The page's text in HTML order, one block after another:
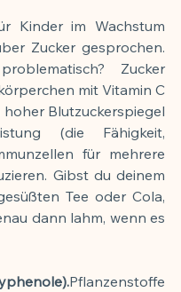
Kinder im Wachstum
Zucker gesprochen.
Zucker
mit Vitamin C
Blutzuckerspiegel
(die Fähigkeit,
für mehrere
Gibst du deinem
Tee oder Cola,
dann lahm, wenn es
Pflanzenstoffe